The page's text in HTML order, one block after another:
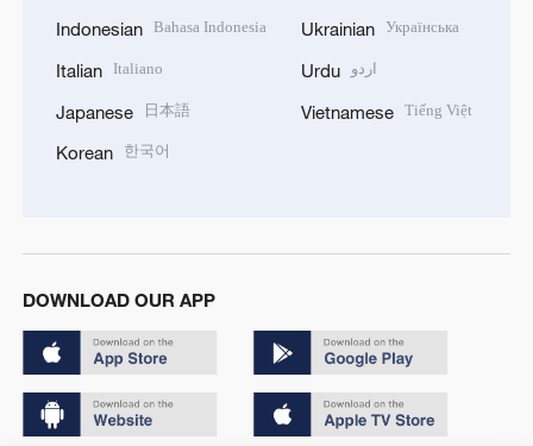
Indonesian Bahasa Indonesia
Italian Italiano
Japanese 日本語
Korean 한국어
Ukrainian Українська
Urdu اردو
Vietnamese Tiếng Việt
DOWNLOAD OUR APP